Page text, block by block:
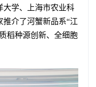
大学、上海市农业科
介了河蟹新品系“江
稻种源创新、全细胞